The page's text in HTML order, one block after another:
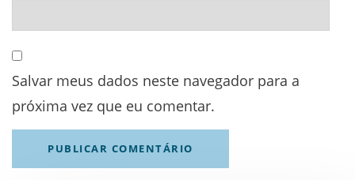
Salvar meus dados neste navegador para a
próxima vez que eu comentar.